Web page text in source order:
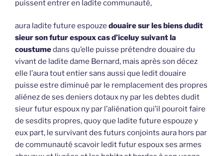
puissent entrer en ladite communauté,
aura ladite future espouze douaire sur les biens dudit
sieur son futur espoux cas d’iceluy suivant la
coustumedans qu’elle puisse prétendre douaire du
vivant de ladite dame Bernard, mais après son décez
elle l’aura tout entier sans aussi que ledit douaire
puisse estre diminué par le remplacement des propres
aliénez de ses deniers dotaux ny par les debtes dudit
sieur futur espoux ny par l’aliénation qui’il pouroit faire
de sesdits propres, quoy que ladite future espouze y
eux part, le survivant des futurs conjoints aura hors par
de communauté scavoir ledit futur espoux ses armes